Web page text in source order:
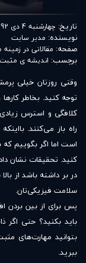
تاریخ: چهارشنبه 4 دی 1392 - 08:47
نویسنده: مدير سايت
صفحه: مقالاتی در زمينه
برچسب: اندیشه ی مثبت
وقتی روزتان خیلی
توجه کنید. بخاطر
کلافگی و استرس
راه باز می‌کنند.
است اما اگر بگوییم
کنید. تحقیقات نشان
در بر داشته باشد از
سلامت فیزیکی‌تان.
پس برای از بین بردن
باید بکنید؟ حتی
بتوانید مهارت‌های
ببرید.